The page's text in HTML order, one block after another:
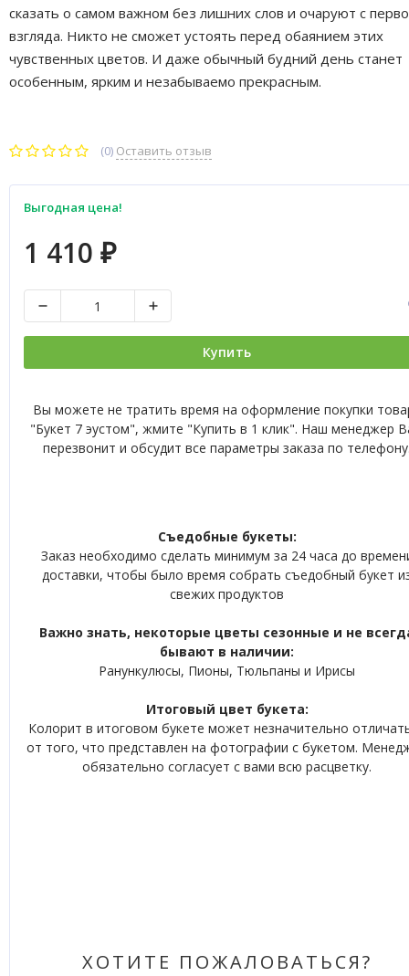
сказать о самом важном без лишних слов и очаруют с
взгляда. Никто не сможет устоять перед обаянием этих
чувственных цветов. И даже обычный будний день станет
особенным, ярким и незабываемо прекрасным.
(0) Оставить отзыв
Выгодная цена!
1 410 ₽
Купить
Вы можете не тратить время на оформление покупки
"Букет 7 эустом", жмите "Купить в 1 клик". Наш менеджер
перезвонит и обсудит все параметры заказа по
Съедобные букеты:
Заказ необходимо сделать минимум за 24 часа до
доставки, чтобы было время собрать съедобный букет
свежих продуктов
Важно знать, некоторые цветы сезонные и не
бывают в наличии:
Ранункулюсы, Пионы, Тюльпаны и Ирисы
Итоговый цвет букета:
Колорит в итоговом букете может незначительно
от того, что представлен на фотографии с букетом.
обязательно согласует с вами всю расцветку.
ХОТИТЕ ПОЖАЛОВАТЬСЯ?